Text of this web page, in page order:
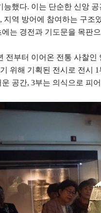
능했다. 이는 단순한 신앙
, 지역 방어에 참여하는 구조
에는 경전과 기도문을 목판
전부터 이어온 전통 사찰
위해 기획된 전시로 전시 1
운 공간, 3부는 의식으로 피